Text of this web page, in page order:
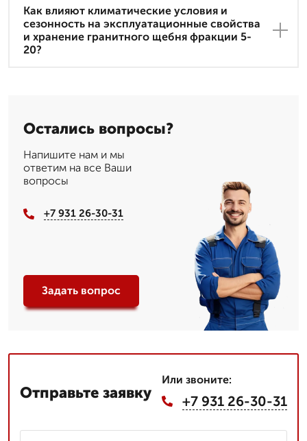
Как влияют климатические условия и
сезонность на эксплуатационные свойства
и хранение гранитного щебня фракции 5-
20?
Остались вопросы?
Напишите нам и мы
ответим на все Ваши
вопросы
+7 931 26-30-31
Задать вопрос
Отправьте заявку
Или звоните:
+7 931 26-30-31